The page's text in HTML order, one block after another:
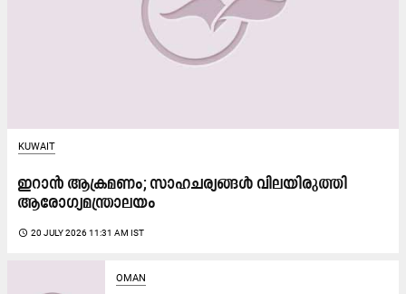
KUWAIT
ഇറാൻ ആക്രമണം; സാഹചര്യങ്ങൾ വിലയിരുത്തി
ആരോഗ്യമന്ത്രാലയം
access_time 20 JULY 2026 11:31 AM IST
OMAN